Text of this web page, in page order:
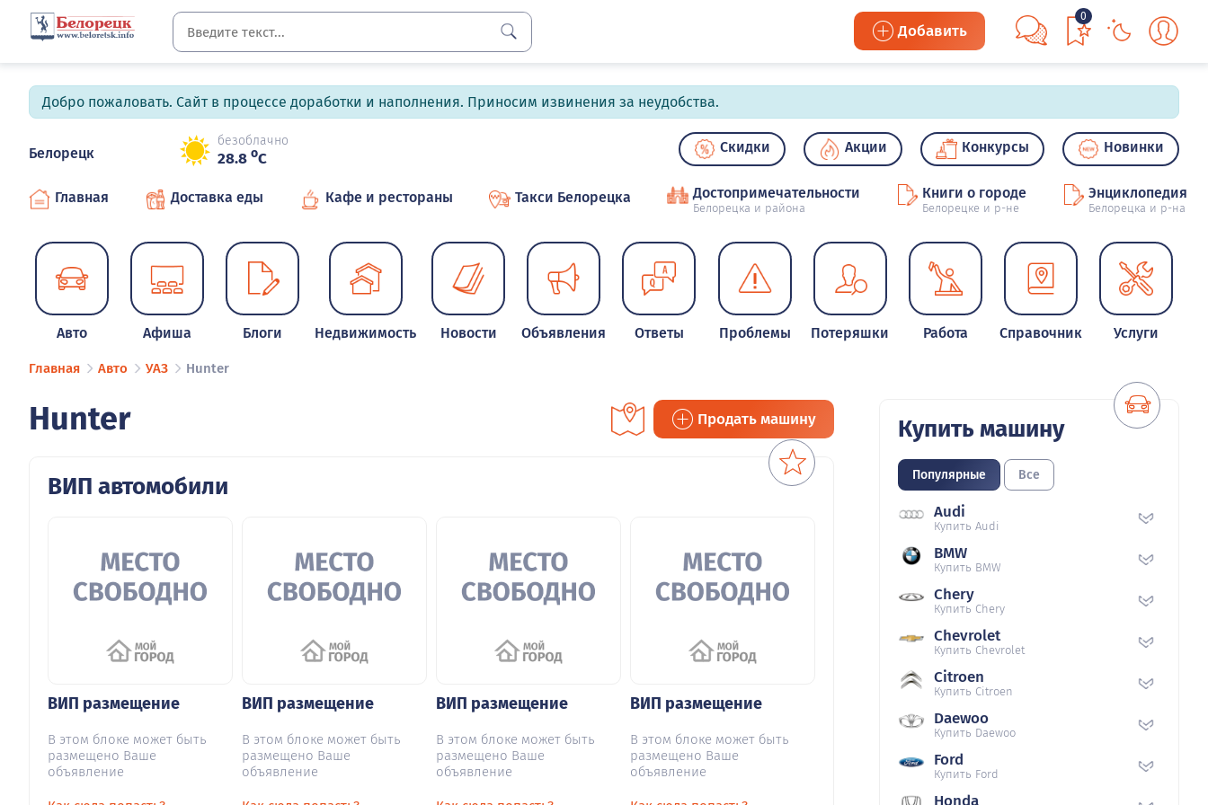
Добавить
0
Добро пожаловать. Сайт в процессе доработки и наполнения. Приносим извинения за неудобства.
Белорецк
безоблачно
28.8 oC
Скидки Акции Конкурсы Новинки
Главная Доставка еды Кафе и рестораны Такси Белорецка Достопримечательности
Белорецка и района
Книги о городе
Белорецке и р-не
Энциклопедия
Белорецка и р-на
Авто Афиша Блоги Недвижимость Новости Объявления Ответы Проблемы Потеряшки Работа Справочник Услуги
Главная Авто УАЗ Hunter
Hunter Продать машину
ВИП автомобили
ВИП размещение
В этом блоке может быть
размещено Ваше
объявление
ВИП размещение
В этом блоке может быть
размещено Ваше
объявление
ВИП размещение
В этом блоке может быть
размещено Ваше
объявление
ВИП размещение
В этом блоке может быть
размещено Ваше
объявление
Купить машину
Популярные Все
Audi
Купить Audi
BMW
Купить BMW
Chery
Купить Chery
Chevrolet
Купить Chevrolet
Citroen
Купить Citroen
Daewoo
Купить Daewoo
Ford
Купить Ford
Honda